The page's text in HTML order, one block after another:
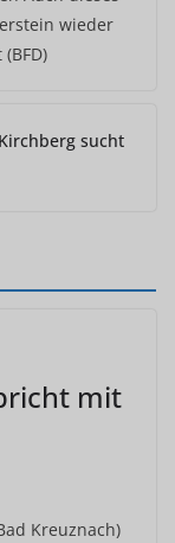
wieder
sucht
mit
Kreuznach)